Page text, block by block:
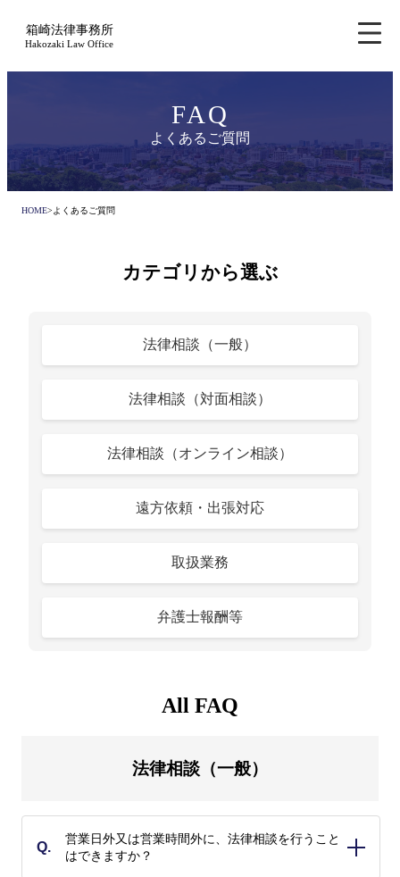
箱崎法律事務所
Hakozaki Law Office メニュ
FAQ
よくあるご質問
HOME> よくあるご質問
カテゴリから選ぶ
法律相談（一般）
法律相談（対面相談）
法律相談（オンライン相談）
遠方依頼・出張対応
取扱業務
弁護士報酬等
All FAQ
法律相談（一般）
Q.
営業日外又は営業時間外に、法律相談を行うこと
はできますか？